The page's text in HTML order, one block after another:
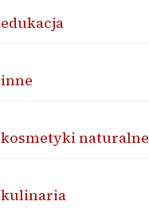
edukacja
inne
kosmetyki naturalne
kulinaria